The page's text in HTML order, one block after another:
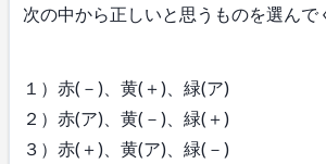
次の中から正しいと思うものを選んで
１）赤(－)、黄(＋)、緑(ア)
２）赤(ア)、黄(－)、緑(＋)
３）赤(＋)、黄(ア)、緑(－)